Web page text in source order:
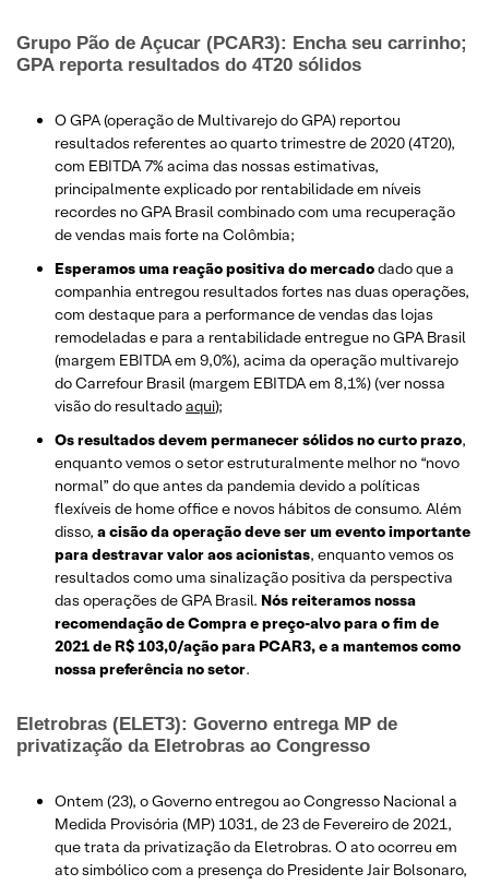
Grupo Pão de Açucar (PCAR3): Encha seu carrinho;
GPA reporta resultados do 4T20 sólidos
O GPA (operação de Multivarejo do GPA) reportou
resultados referentes ao quarto trimestre de 2020 (4T20),
com EBITDA 7% acima das nossas estimativas,
principalmente explicado por rentabilidade em níveis
recordes no GPA Brasil combinado com uma recuperação
de vendas mais forte na Colômbia;
Esperamos uma reação positiva do mercadodado que a
companhia entregou resultados fortes nas duas operações,
com destaque para a performance de vendas das lojas
remodeladas e para a rentabilidade entregue no GPA Brasil
(margem EBITDA em 9,0%), acima da operação multivarejo
do Carrefour Brasil (margem EBITDA em 8,1%) (ver nossa
visão do resultadoaqui);
Os resultados devem permanecer sólidos no curto prazo,
enquanto vemos o setor estruturalmente melhor no “novo
normal” do que antes da pandemia devido a políticas
flexíveis de home office e novos hábitos de consumo. Além
disso, a cisão da operação deve ser um evento importante
para destravar valor aos acionistas, enquanto vemos os
resultados como uma sinalização positiva da perspectiva
das operações de GPA Brasil. Nós reiteramos nossa
recomendação de Compra e preço-alvo para o fim de
2021 de R$ 103,0/ação para PCAR3, e a mantemos como
nossa preferência no setor.
Eletrobras (ELET3): Governo entrega MP de
privatização da Eletrobras ao Congresso
Ontem (23), o Governo entregou ao Congresso Nacional a
Medida Provisória (MP) 1031, de 23 de Fevereiro de 2021,
que trata da privatização da Eletrobras. O ato ocorreu em
ato simbólico com a presença do Presidente Jair Bolsonaro,